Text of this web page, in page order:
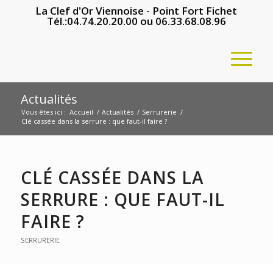
La Clef d'Or Viennoise - Point Fort Fichet
Tél.:04.74.20.20.00 ou 06.33.68.08.96
Actualités
Vous êtes ici : Accueil / Actualités / Serrurerie /
Clé cassée dans la serrure : que faut-il faire ?
CLÉ CASSÉE DANS LA
SERRURE : QUE FAUT-IL
FAIRE ?
SERRURERIE